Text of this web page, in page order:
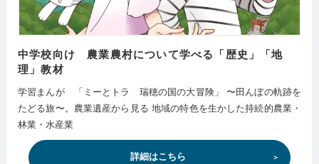
中学校向け 農業農村について学べる「歴史」「地
理」教材
学習まんが 「ミーとトラ 瑞穂の国の大冒険」 〜田んぼの軌跡を
たどる旅〜。農業遺産から見る 地域の特色を生かした持続的農業・
林業・水産業
詳細はこちら